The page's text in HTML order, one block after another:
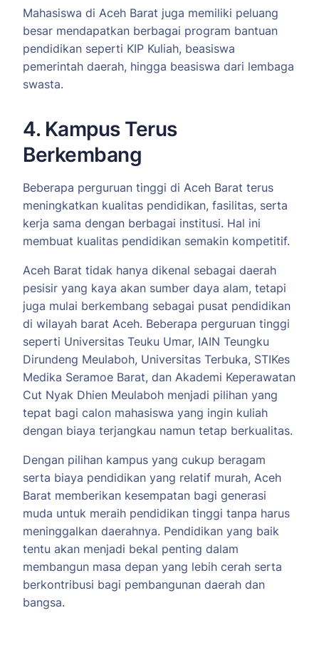
Mahasiswa di Aceh Barat juga memiliki peluang
besar mendapatkan berbagai program bantuan
pendidikan seperti KIP Kuliah, beasiswa
pemerintah daerah, hingga beasiswa dari lembaga
swasta.
4. Kampus Terus
Berkembang
Beberapa perguruan tinggi di Aceh Barat terus
meningkatkan kualitas pendidikan, fasilitas, serta
kerja sama dengan berbagai institusi. Hal ini
membuat kualitas pendidikan semakin kompetitif.
Aceh Barat tidak hanya dikenal sebagai daerah
pesisir yang kaya akan sumber daya alam, tetapi
juga mulai berkembang sebagai pusat pendidikan
di wilayah barat Aceh. Beberapa perguruan tinggi
seperti Universitas Teuku Umar, IAIN Teungku
Dirundeng Meulaboh, Universitas Terbuka, STIKes
Medika Seramoe Barat, dan Akademi Keperawatan
Cut Nyak Dhien Meulaboh menjadi pilihan yang
tepat bagi calon mahasiswa yang ingin kuliah
dengan biaya terjangkau namun tetap berkualitas.
Dengan pilihan kampus yang cukup beragam
serta biaya pendidikan yang relatif murah, Aceh
Barat memberikan kesempatan bagi generasi
muda untuk meraih pendidikan tinggi tanpa harus
meninggalkan daerahnya. Pendidikan yang baik
tentu akan menjadi bekal penting dalam
membangun masa depan yang lebih cerah serta
berkontribusi bagi pembangunan daerah dan
bangsa.